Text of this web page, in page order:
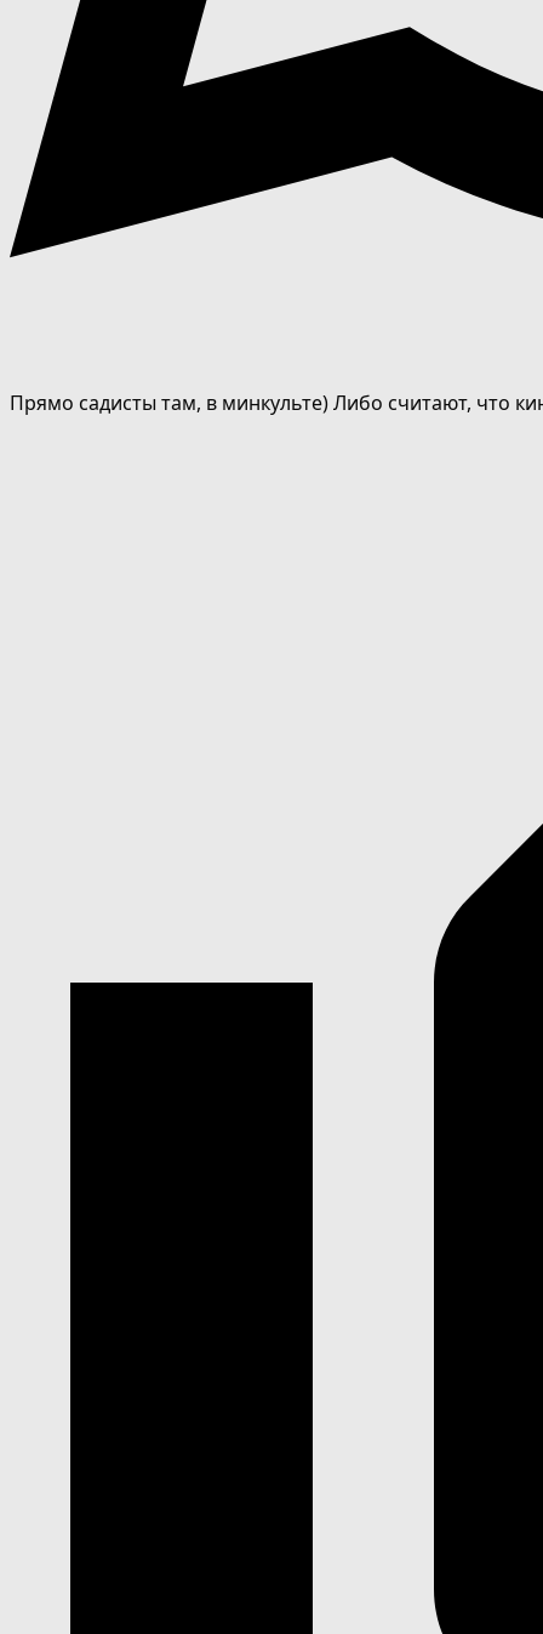
Прямо садисты там, в минкульте) Либо считают, что